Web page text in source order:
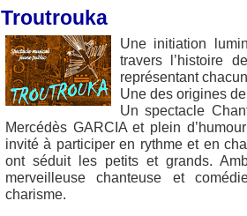
Troutrouka
Une initiation
travers l’histoire
représentant
Une des origines
Un spectacle
Mercédès GARCIA et plein
invité à participer en rythme et en
ont séduit les petits et grands.
merveilleuse chanteuse et
charisme.